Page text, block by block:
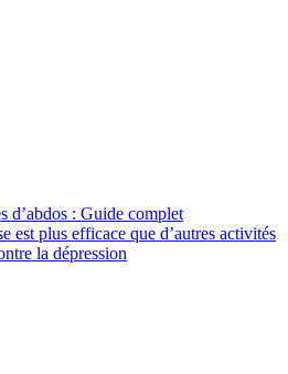
d’abdos : Guide complet
est plus efficace que d’autres activités
la dépression